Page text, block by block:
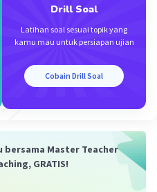
persamaan (1)
Drill Soal
Latihan soal sesuai topik yang
kamu mau untuk persiapan ujian
Cobain Drill Soal
bersama Master Teacher
GRATIS!